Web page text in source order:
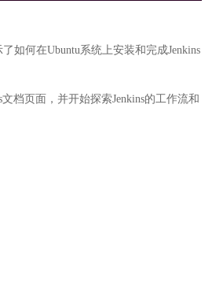
如何在Ubuntu系统上安装和完成Jenkins
档页面，并开始探索Jenkins的工作流和